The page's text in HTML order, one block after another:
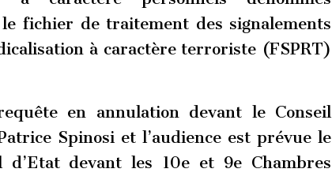
fichier de traitement des signalements
à caractère terroriste (FSPRT)
en annulation devant le Conseil
Spinosi et l’audience est prévue le
devant les 10e et 9e Chambres